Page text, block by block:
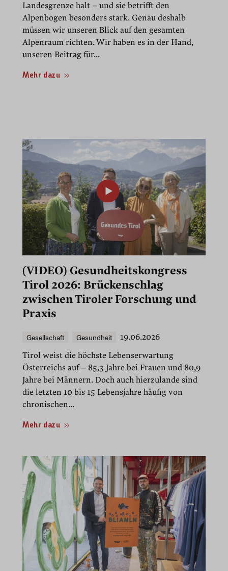
Landesgrenze halt – und sie betrifft den
Alpenbogen besonders stark. Genau deshalb
müssen wir unseren Blick auf den gesamten
Alpenraum richten. Wir haben es in der Hand,
unseren Beitrag für...
Mehr dazu
(VIDEO) Gesundheitskongress
Tirol 2026: Brückenschlag
zwischen Tiroler Forschung und
Praxis
Gesellschaft Gesundheit
19.06.2026
Tirol weist die höchste Lebenserwartung
Österreichs auf – 85,3 Jahre bei Frauen und 80,9
Jahre bei Männern. Doch auch hierzulande sind
die letzten 10 bis 15 Lebensjahre häufig von
chronischen...
Mehr dazu